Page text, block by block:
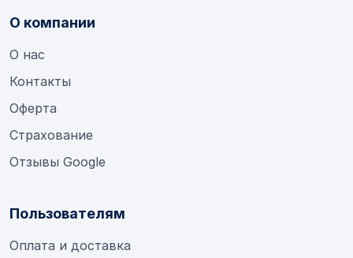
О компании
О нас
Контакты
Оферта
Страхование
Отзывы Google
Пользователям
Оплата и доставка